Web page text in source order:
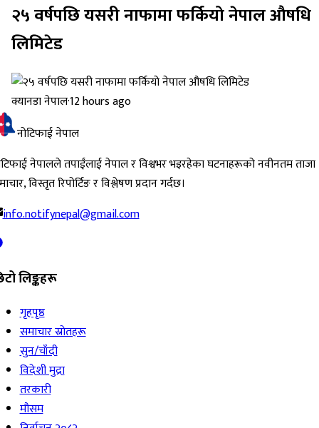
२५ वर्षपछि यसरी नाफामा फर्कियो नेपाल औषधि
लिमिटेड
क्यानडा नेपाल·12 hours ago
नोटिफाई नेपाल
नेपालले तपाईंलाई नेपाल र विश्वभर भइरहेका घटनाहरूको नवीनतम ताजा
विस्तृत रिपोर्टिङ र विश्लेषण प्रदान गर्दछ।
info.notifynepal@gmail.com
लिङ्कहरू
गृहपृष्ठ
समाचार स्रोतहरू
सुन/चाँदी
विदेशी मुद्रा
तरकारी
मौसम